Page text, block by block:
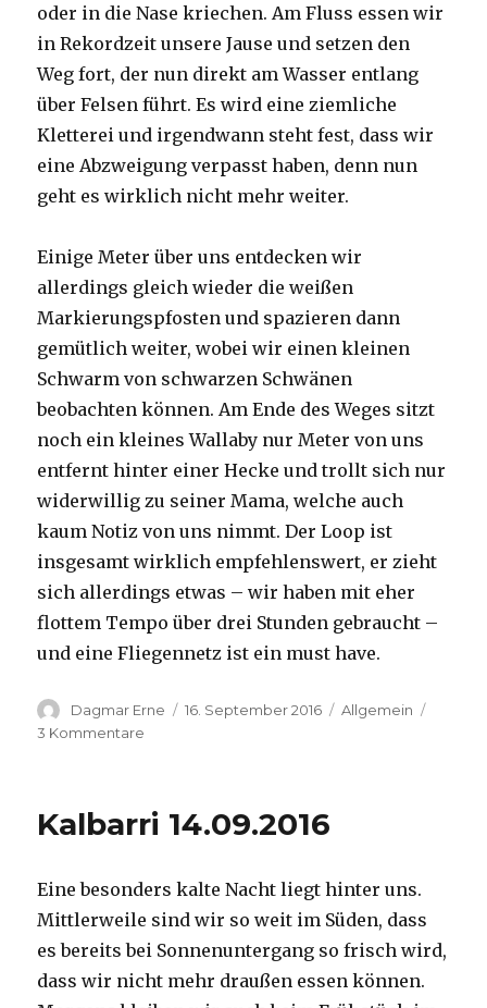
oder in die Nase kriechen. Am Fluss essen wir
in Rekordzeit unsere Jause und setzen den
Weg fort, der nun direkt am Wasser entlang
über Felsen führt. Es wird eine ziemliche
Kletterei und irgendwann steht fest, dass wir
eine Abzweigung verpasst haben, denn nun
geht es wirklich nicht mehr weiter.
Einige Meter über uns entdecken wir
allerdings gleich wieder die weißen
Markierungspfosten und spazieren dann
gemütlich weiter, wobei wir einen kleinen
Schwarm von schwarzen Schwänen
beobachten können. Am Ende des Weges sitzt
noch ein kleines Wallaby nur Meter von uns
entfernt hinter einer Hecke und trollt sich nur
widerwillig zu seiner Mama, welche auch
kaum Notiz von uns nimmt. Der Loop ist
insgesamt wirklich empfehlenswert, er zieht
sich allerdings etwas – wir haben mit eher
flottem Tempo über drei Stunden gebraucht –
und eine Fliegennetz ist ein must have.
Autor
Dagmar Erne
Veröffentlicht
16. September 2016 Kategorien
Allgemein
3 Kommentare
Kalbarri 14.09.2016
Eine besonders kalte Nacht liegt hinter uns.
Mittlerweile sind wir so weit im Süden, dass
es bereits bei Sonnenuntergang so frisch wird,
dass wir nicht mehr draußen essen können.